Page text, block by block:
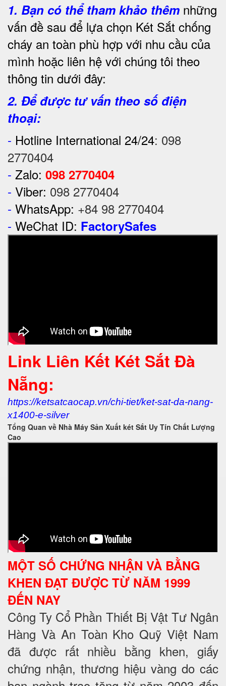
1. Bạn có thể tham khảo thêm những
vấn đề sau để lựa chọn Két Sắt chống
cháy an toàn phù hợp với nhu cầu của
mình hoặc liên hệ với chúng tôi theo
thông tin dưới đây:
2. Để được tư vấn theo số điện
thoại:
- Hotline International 24/24: 098
2770404
- Zalo: 098 2770404
- Viber: 098 2770404
- WhatsApp: +84 98 2770404
- WeChat ID: FactorySafes
Link Liên Kết Két Sắt Đà
Nẵng:
https://ketsatcaocap.vn/chi-tiet/ket-sat-da-nang-
x1400-e-silver
Tổng Quan về Nhà Máy Sản Xuất két Sắt Uy Tín Chất Lượng
Cao
MỘT SỐ CHỨNG NHẬN VÀ BẰNG
KHEN ĐẠT ĐƯỢC TỪ NĂM 1999
ĐẾN NAY
Công Ty Cổ Phần Thiết Bị Vật Tư Ngân
Hàng Và An Toàn Kho Quỹ Việt Nam
đã được rất nhiều bằng khen, giấy
chứng nhận, thương hiệu vàng do các